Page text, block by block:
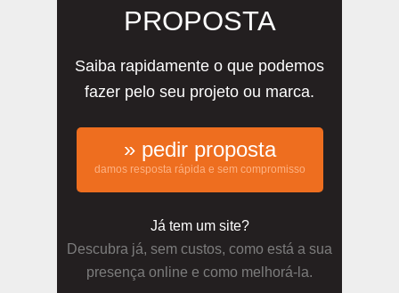
PROPOSTA
Saiba rapidamente o que podemos
fazer pelo seu projeto ou marca.
» pedir proposta
damos resposta rápida e sem compromisso
Já tem um site?
Descubra já, sem custos, como está a sua
presença online e como melhorá-la.